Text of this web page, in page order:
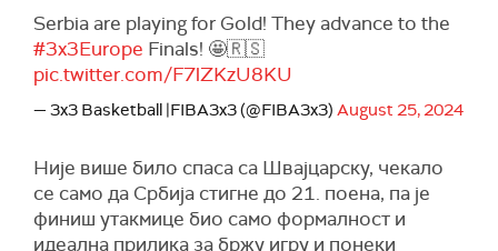
Serbia are playing for Gold! They advance to the
#3x3Europe Finals! 🤩🇷🇸
pic.twitter.com/F7lZKzU8KU
— 3x3 Basketball |FIBA3x3 (@FIBA3x3) August 25, 2024
Није више било спаса са Швајцарску, чекало
се само да Србија стигне до 21. поена, па је
финиш утакмице био само формалност и
идеална прилика за бржу игру и понеки